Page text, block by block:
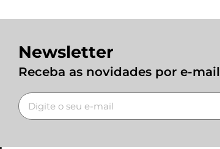
Newsletter
Receba as novidades por e-mail